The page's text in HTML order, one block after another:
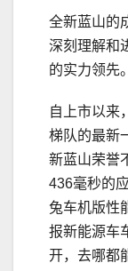
全新蓝山的
深刻理解和
的实力领先。
自上市以来
梯队的最新
新蓝山荣誉
436毫秒的
兔车机版性
报新能源车
开，去哪都